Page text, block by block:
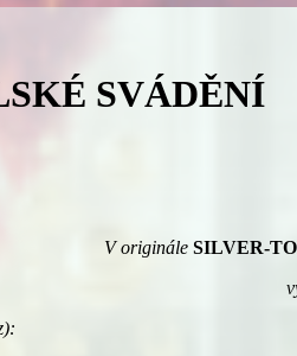
SVÁDĚNÍ
V originále SILVER-